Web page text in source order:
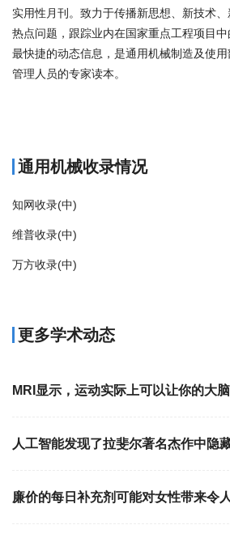
实用性月刊。致力于传播新思想、新技术
热点问题，跟踪业内在国家重点工程项目
最快捷的动态信息，是通用机械制造及使用
管理人员的专家读本。
通用机械收录情况
知网收录(中)
维普收录(中)
万方收录(中)
更多学术动态
MRI显示，运动实际上可以让你的大
人工智能发现了拉斐尔著名杰作中隐
廉价的每日补充剂可能对女性带来令